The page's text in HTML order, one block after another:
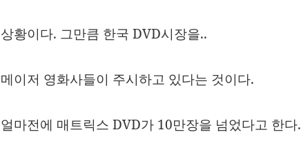
상황이다. 그만큼 한국 DVD시장을..
메이저 영화사들이 주시하고 있다는 것이다.
얼마전에 매트릭스 DVD가 10만장을 넘었다고 한다.